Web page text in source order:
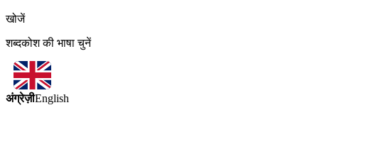
खोजें
शब्दकोश की भाषा चुनें
अंग्रेज़ीEnglish